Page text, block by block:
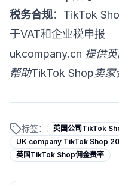
税务合规：TikTok
于VAT和企业税申报
ukcompany.cn 提供英
帮助TikTok Shop卖家
标签： 英国公司TikTok
UK company TikTok Shop
英国TikTok Shop佣金费率